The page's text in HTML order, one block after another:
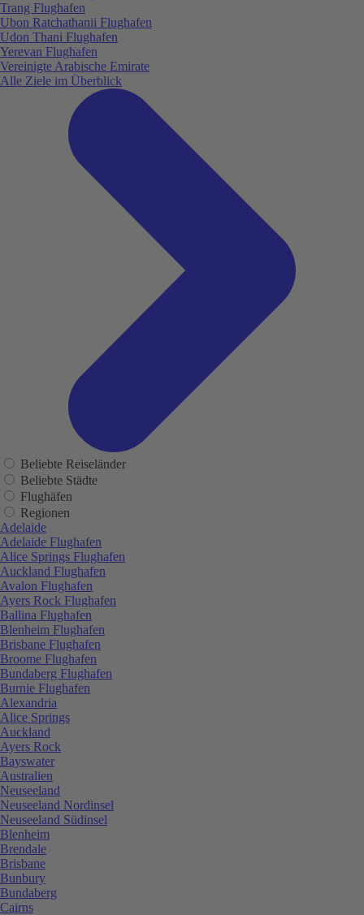
Trang Flughafen
Ubon Ratchathanii Flughafen
Udon Thani Flughafen
Yerevan Flughafen
Vereinigte Arabische Emirate
Alle Ziele im Überblick
Beliebte Reiseländer
Beliebte Städte
Flughäfen
Regionen
Adelaide
Adelaide Flughafen
Alice Springs Flughafen
Auckland Flughafen
Avalon Flughafen
Ayers Rock Flughafen
Ballina Flughafen
Blenheim Flughafen
Brisbane Flughafen
Broome Flughafen
Bundaberg Flughafen
Burnie Flughafen
Alexandria
Alice Springs
Auckland
Ayers Rock
Bayswater
Australien
Neuseeland
Neuseeland Nordinsel
Neuseeland Südinsel
Blenheim
Brendale
Brisbane
Bunbury
Bundaberg
Cairns